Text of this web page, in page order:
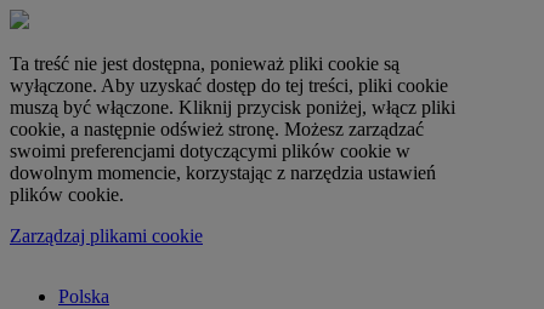
Ta treść nie jest dostępna, ponieważ pliki cookie są
wyłączone. Aby uzyskać dostęp do tej treści, pliki cookie
muszą być włączone. Kliknij przycisk poniżej, włącz pliki
cookie, a następnie odśwież stronę. Możesz zarządzać
swoimi preferencjami dotyczącymi plików cookie w
dowolnym momencie, korzystając z narzędzia ustawień
plików cookie.
Zarządzaj plikami cookie
Polska